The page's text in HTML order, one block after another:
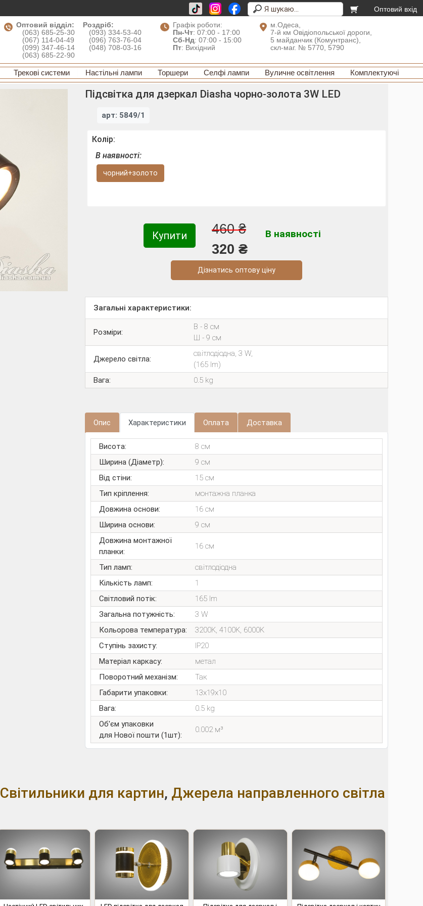
Оптовий вхід
Оптовий відділ:
(063) 685-25-30
(067) 114-04-49
(099) 347-46-14
(063) 685-22-90
Роздріб:
(093) 334-53-40
(096) 763-76-04
(048) 708-03-16
Графік роботи:
Пн-Чт: 07:00 - 17:00
Сб-Нд: 07:00 - 15:00
Пт: Вихідний
м.Одеса,
7-й км Овідіопольської дороги,
5 майданчик (Комунтранс),
скл-маг. № 5770, 5790
Трекові системи Настільні лампи Торшери Селфі лампи Вуличне освітлення Комплектуючі
Підсвітка для дзеркал Diasha чорно-золота 3W LED
арт: 5849/1
Колір:
В наявності:
чорний+золото
Купити
460 ₴
320 ₴
В наявності
Дізнатись оптову ціну
Загальні характеристики:
Розміри:
В - 8 см
Ш - 9 см
Джерело світла:
світлодіодна, 3 W,
(165 lm)
Вага:
0.5 kg
Опис Характеристики Оплата Доставка
Висота:
8 см
Ширина (Діаметр):
9 см
Від стіни:
15 см
Тип кріплення:
монтажна планка
Довжина основи:
16 см
Ширина основи:
9 см
Довжина монтажної
планки:
16 см
Тип ламп:
світлодіодна
Кількість ламп:
1
Світловий потік:
165 lm
Загальна потужність:
3 W
Кольорова температура:
3200K, 4100K, 6000K
Ступінь захисту:
IP20
Матеріал каркасу:
метал
Поворотний механізм:
Так
Габарити упаковки:
13x19x10
Вага:
0.5 kg
Об'єм упаковки
для Нової пошти (1шт):
0.002 м³
Світильники для картин, Джерела направленного світла